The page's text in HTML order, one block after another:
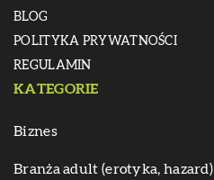
BLOG
POLITYKA PRYWATNOŚCI
REGULAMIN
KATEGORIE
Biznes
Branża adult (erotyka, hazard)